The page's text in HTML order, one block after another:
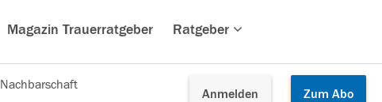
Magazin Trauerratgeber Ratgeber
Anmelden Zum Abo
Nachbarschaft